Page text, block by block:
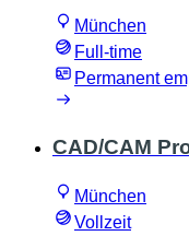
München
Full-time
Permanent
CAD/CAM
München
Vollzeit